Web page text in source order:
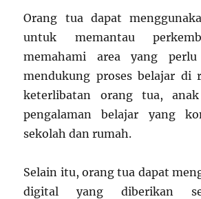
Orang tua dapat
untuk memantau
memahami area yang
mendukung proses belajar di
keterlibatan orang tua, anak
pengalaman belajar yang
sekolah dan rumah.
Selain itu, orang tua dapat
digital yang diberikan